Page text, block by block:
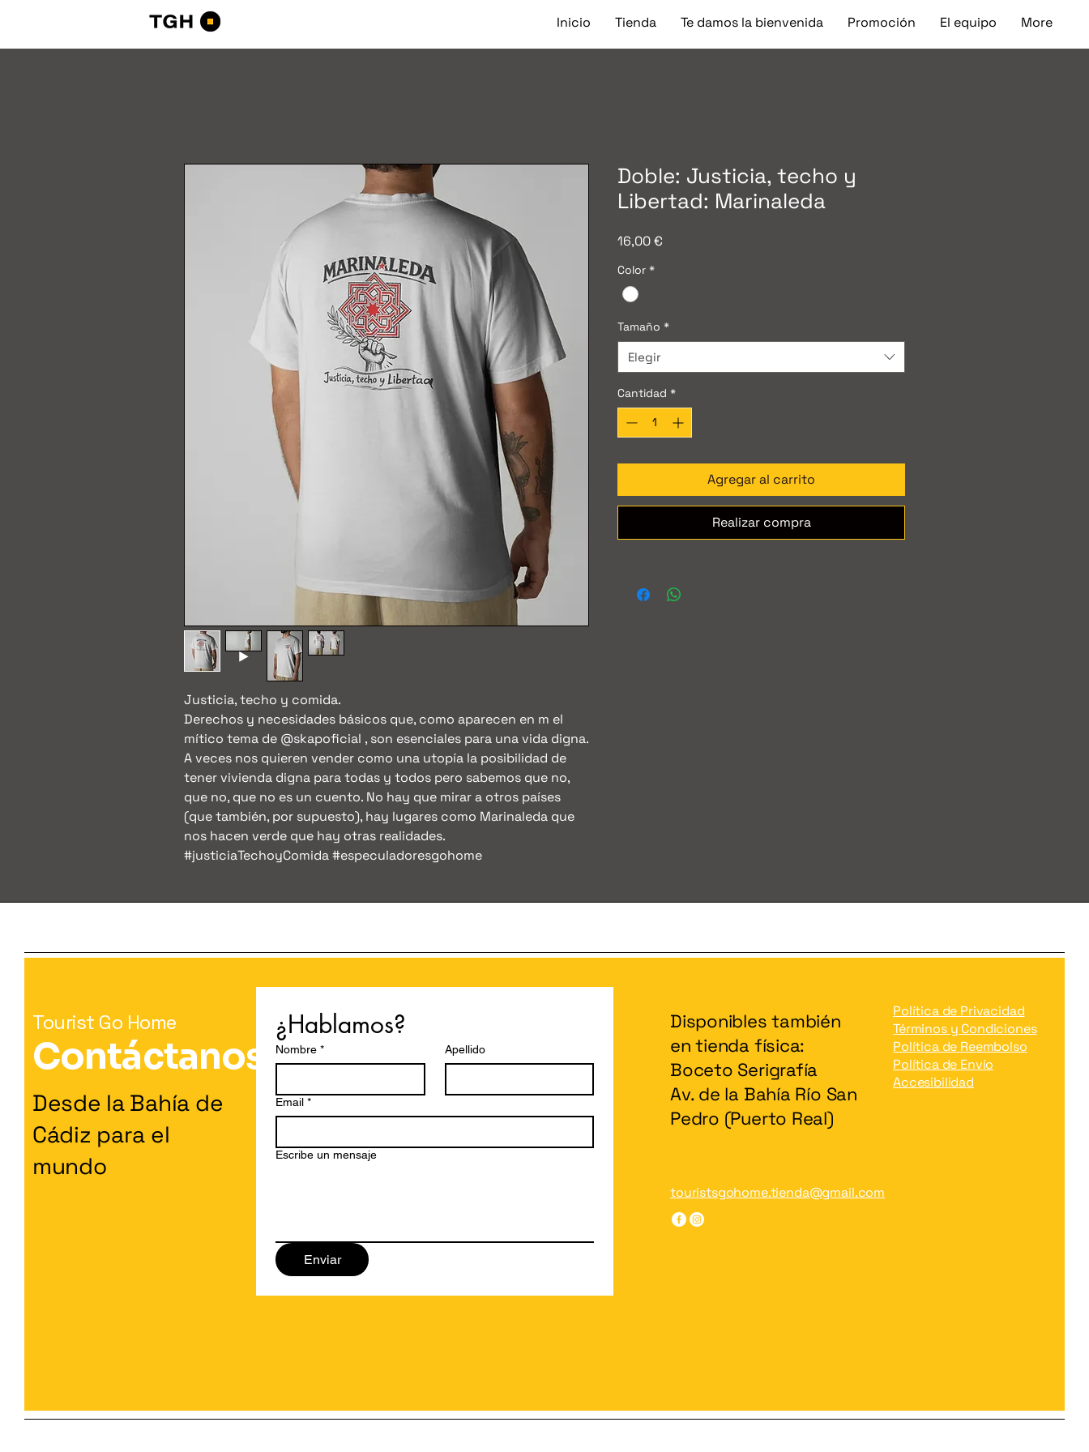
Inicio Tienda Te damos la bienvenida Promoción El equipo More
Justicia, techo y comida.
Derechos y necesidades básicos que, como aparecen en m el
mítico tema de @skapoficial , son esenciales para una vida digna.
A veces nos quieren vender como una utopía la posibilidad de
tener vivienda digna para todas y todos pero sabemos que no,
que no, que no es un cuento. No hay que mirar a otros países
(que también, por supuesto), hay lugares como Marinaleda que
nos hacen verde que hay otras realidades.
#justiciaTechoyComida #especuladoresgohome
Doble: Justicia, techo y
Libertad: Marinaleda
16,00 €
Color *
Tamaño *
Elegir
Cantidad *
Agregar al carrito
Realizar compra
Tourist Go Home
Contáctanos
Desde la Bahía de
Cádiz para el
mundo
¿Hablamos?
Nombre * Apellido
Email *
Escribe un mensaje
Enviar
Disponibles también
en tienda física:
Boceto Serigrafía
Av. de la Bahía Río San
Pedro (Puerto Real)
Política de Privacidad
Términos y Condiciones
Política de Reembolso
Política de Envío
Accesibilidad
touristsgohome.tienda@gmail.com